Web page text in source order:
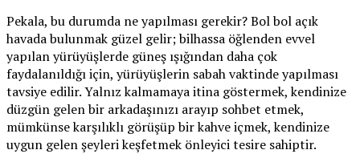
Pekala, bu durumda ne yapılması gerekir? Bol bol açık
havada bulunmak güzel gelir; bilhassa öğlenden evvel
yapılan yürüyüşlerde güneş ışığından daha çok
faydalanıldığı için, yürüyüşlerin sabah vaktinde yapılması
tavsiye edilir. Yalnız kalmamaya itina göstermek, kendinize
düzgün gelen bir arkadaşınızı arayıp sohbet etmek,
mümkünse karşılıklı görüşüp bir kahve içmek, kendinize
uygun gelen şeyleri keşfetmek önleyici tesire sahiptir.